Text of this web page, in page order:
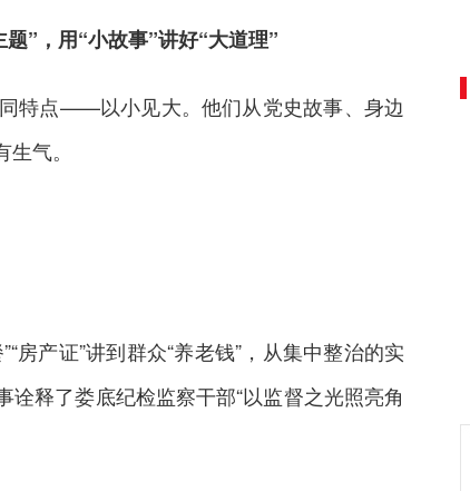
”，用“小故事”讲好“大道理”
特点——以小见大。他们从党史故事、身边
气。
房产证”讲到群众“养老钱”，从集中整治的实
释了娄底纪检监察干部“以监督之光照亮角